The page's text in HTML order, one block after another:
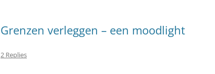
Grenzen verleggen – een moodlight
2 Replies